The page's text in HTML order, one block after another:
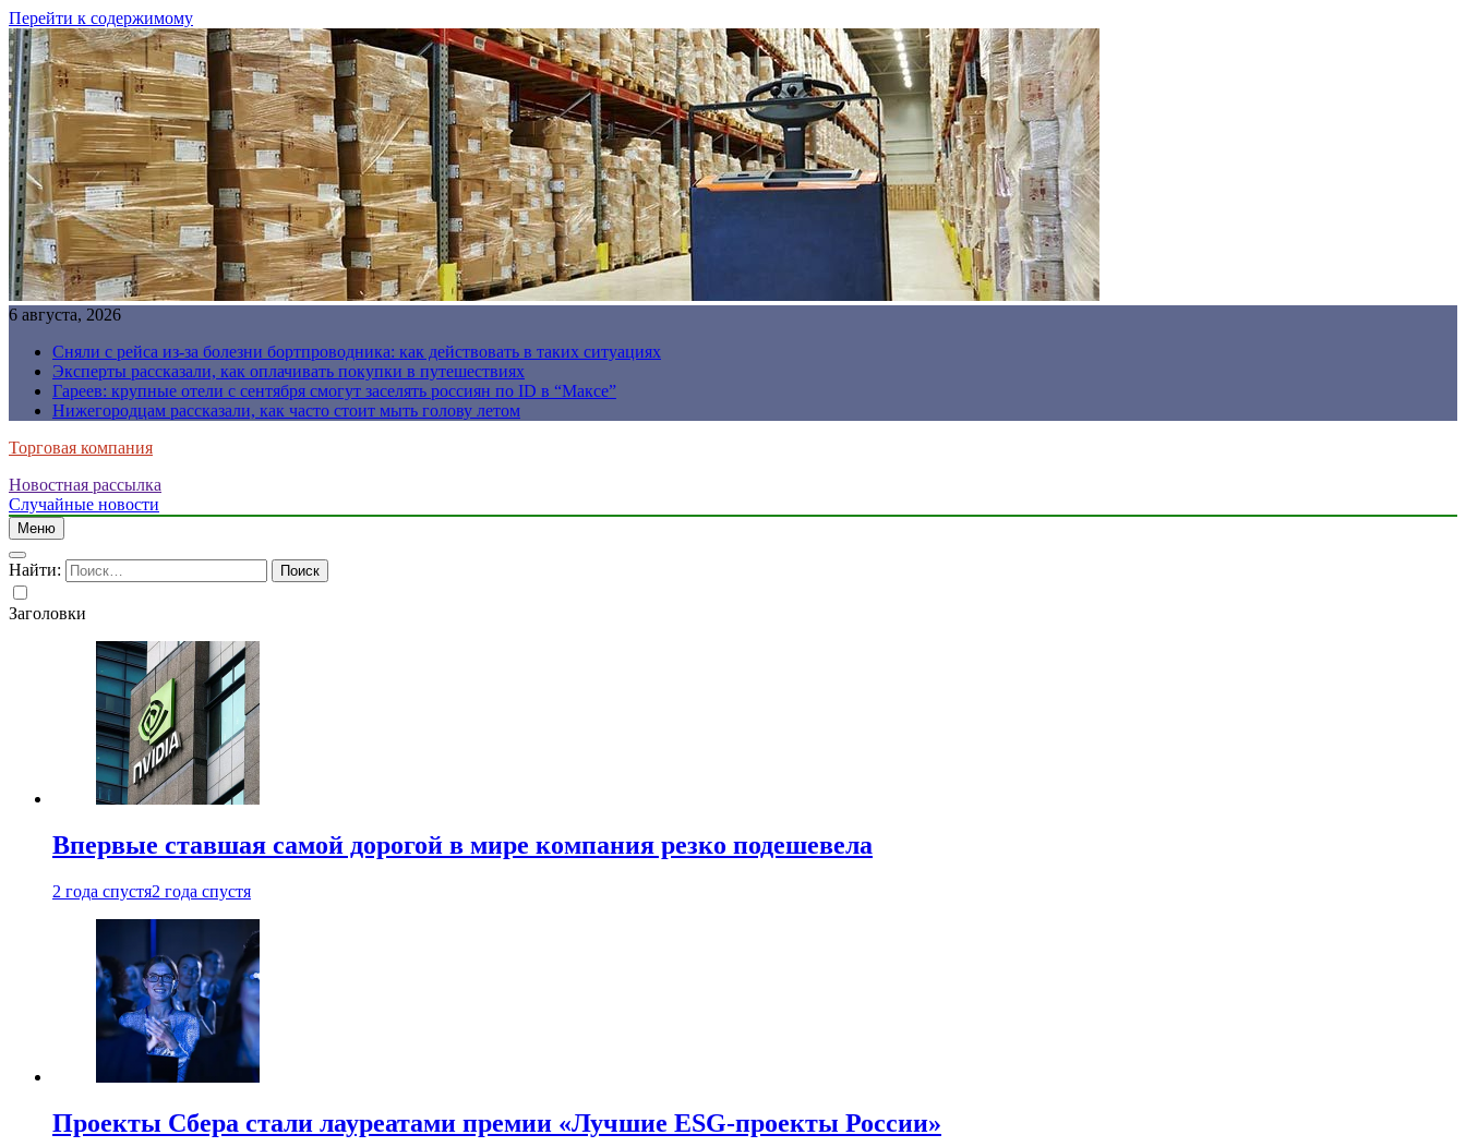
Перейти к содержимому
6 августа, 2026
Сняли с рейса из-за болезни бортпроводника: как действовать в таких ситуациях
Эксперты рассказали, как оплачивать покупки в путешествиях
Гареев: крупные отели с сентября смогут заселять россиян по ID в “Максе”
Нижегородцам рассказали, как часто стоит мыть голову летом
Торговая компания
Новостная рассылка
Случайные новости
Меню
Найти:
Заголовки
Впервые ставшая самой дорогой в мире компания резко подешевела
2 года спустя2 года спустя
Проекты Сбера стали лауреатами премии «Лучшие ESG-проекты России»